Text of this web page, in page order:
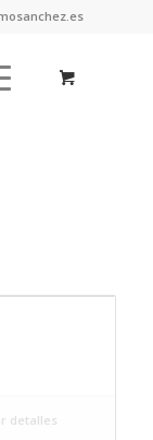
detalles